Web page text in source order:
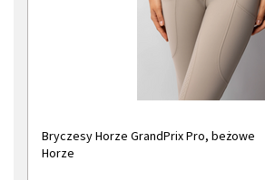
Bryczesy Horze GrandPrix Pro, beżowe
Horze